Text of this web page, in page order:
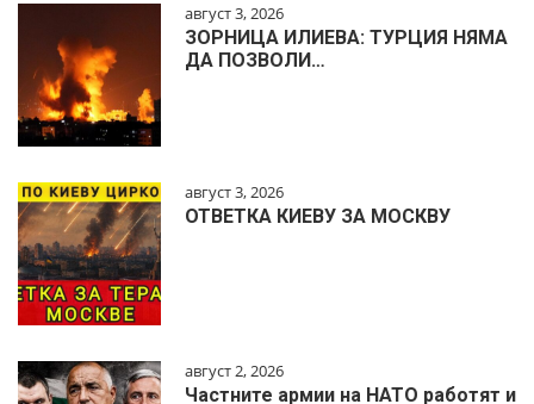
август 3, 2026
ЗОРНИЦА ИЛИЕВА: ТУРЦИЯ НЯМА
ДА ПОЗВОЛИ…
август 3, 2026
ОТВЕТКА КИЕВУ ЗА МОСКВУ
август 2, 2026
Частните армии на НАТО работят и